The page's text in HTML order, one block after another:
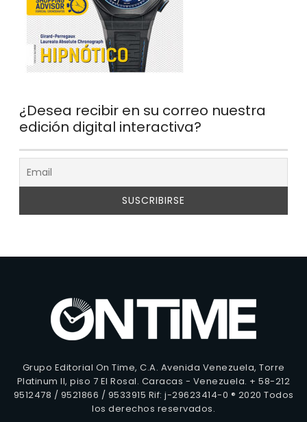
¿Desea recibir en su correo nuestra
edición digital interactiva?
Grupo Editorial On Time, C.A. Avenida Venezuela, Torre
Platinum II, piso 7 El Rosal. Caracas - Venezuela. + 58-212
9512478 / 9521866 / 9533915 Rif: j-29623414-0 ® 2020 Todos
los derechos reservados.